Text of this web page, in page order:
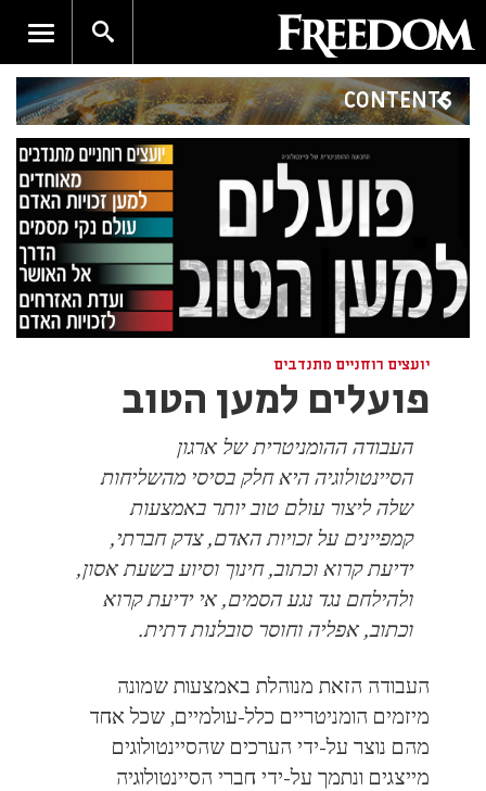
CONTENTS
יועצים רוחניים מתנדבים
פועלים למען הטוב
העבודה ההומניטרית של ארגון
הסיינטולוגיה היא חלק בסיסי מהשליחות
שלה ליצור עולם טוב יותר באמצעות
קמפיינים על זכויות האדם, צדק חברתי,
ידיעת קרוא וכתוב, חינוך וסיוע בשעת אסון,
ולהילחם נגד נגע הסמים, אי ידיעת קרוא
וכתוב, אפליה וחוסר סובלנות דתית.
העבודה הזאת מנוהלת באמצעות שמונה
מיזמים הומניטריים כלל-עולמיים, שכל אחד
מהם נוצר על-ידי הערכים שהסיינטולוגים
מייצגים ונתמך על-ידי חברי הסיינטולוגיה